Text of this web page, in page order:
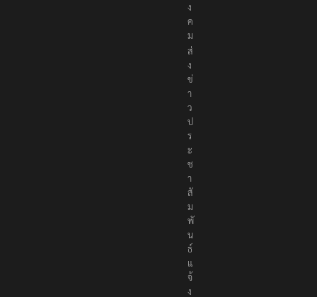
ง
ค
ม
ส่
ง
ข่
า
ว
ป
ร
ะ
ช
า
สั
ม
พั
น
ธ์
แ
จ้
ง